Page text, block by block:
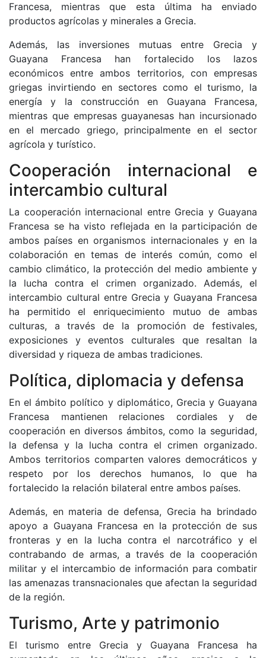
Francesa, mientras que esta última ha enviado
productos agrícolas y minerales a Grecia.
Además, las inversiones mutuas entre Grecia y
Guayana Francesa han fortalecido los lazos
económicos entre ambos territorios, con empresas
griegas invirtiendo en sectores como el turismo, la
energía y la construcción en Guayana Francesa,
mientras que empresas guayanesas han incursionado
en el mercado griego, principalmente en el sector
agrícola y turístico.
Cooperación internacional e
intercambio cultural
La cooperación internacional entre Grecia y Guayana
Francesa se ha visto reflejada en la participación de
ambos países en organismos internacionales y en la
colaboración en temas de interés común, como el
cambio climático, la protección del medio ambiente y
la lucha contra el crimen organizado. Además, el
intercambio cultural entre Grecia y Guayana Francesa
ha permitido el enriquecimiento mutuo de ambas
culturas, a través de la promoción de festivales,
exposiciones y eventos culturales que resaltan la
diversidad y riqueza de ambas tradiciones.
Política, diplomacia y defensa
En el ámbito político y diplomático, Grecia y Guayana
Francesa mantienen relaciones cordiales y de
cooperación en diversos ámbitos, como la seguridad,
la defensa y la lucha contra el crimen organizado.
Ambos territorios comparten valores democráticos y
respeto por los derechos humanos, lo que ha
fortalecido la relación bilateral entre ambos países.
Además, en materia de defensa, Grecia ha brindado
apoyo a Guayana Francesa en la protección de sus
fronteras y en la lucha contra el narcotráfico y el
contrabando de armas, a través de la cooperación
militar y el intercambio de información para combatir
las amenazas transnacionales que afectan la seguridad
de la región.
Turismo, Arte y patrimonio
El turismo entre Grecia y Guayana Francesa ha